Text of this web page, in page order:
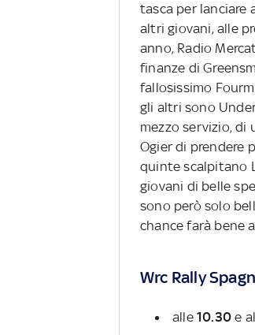
tasca per lanciare
altri giovani, alle
anno, Radio
finanze di
fallosissimo
gli altri sono
mezzo servizio, di
Ogier di prendere
quinte scalpitano
giovani di belle
sono però solo
chance farà bene
Wrc Rally
alle 10.30 e